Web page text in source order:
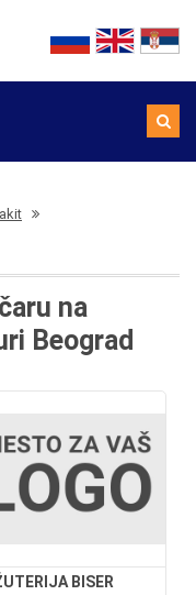
na
Beograd
BISER